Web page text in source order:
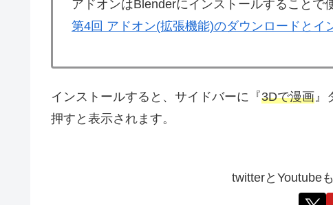
アドオンはBlenderにインストールすることで
第4回 アドオン(拡張機能)のダウンロードとイ
インストールすると、サイドバーに『3Dで漫画』
押すと表示されます。
twitterとYoutube